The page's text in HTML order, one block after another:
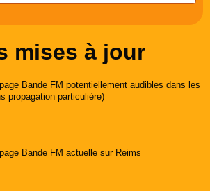
mises à jour
Bande FM potentiellement audibles dans les
propagation particulière)
Bande FM actuelle sur Reims